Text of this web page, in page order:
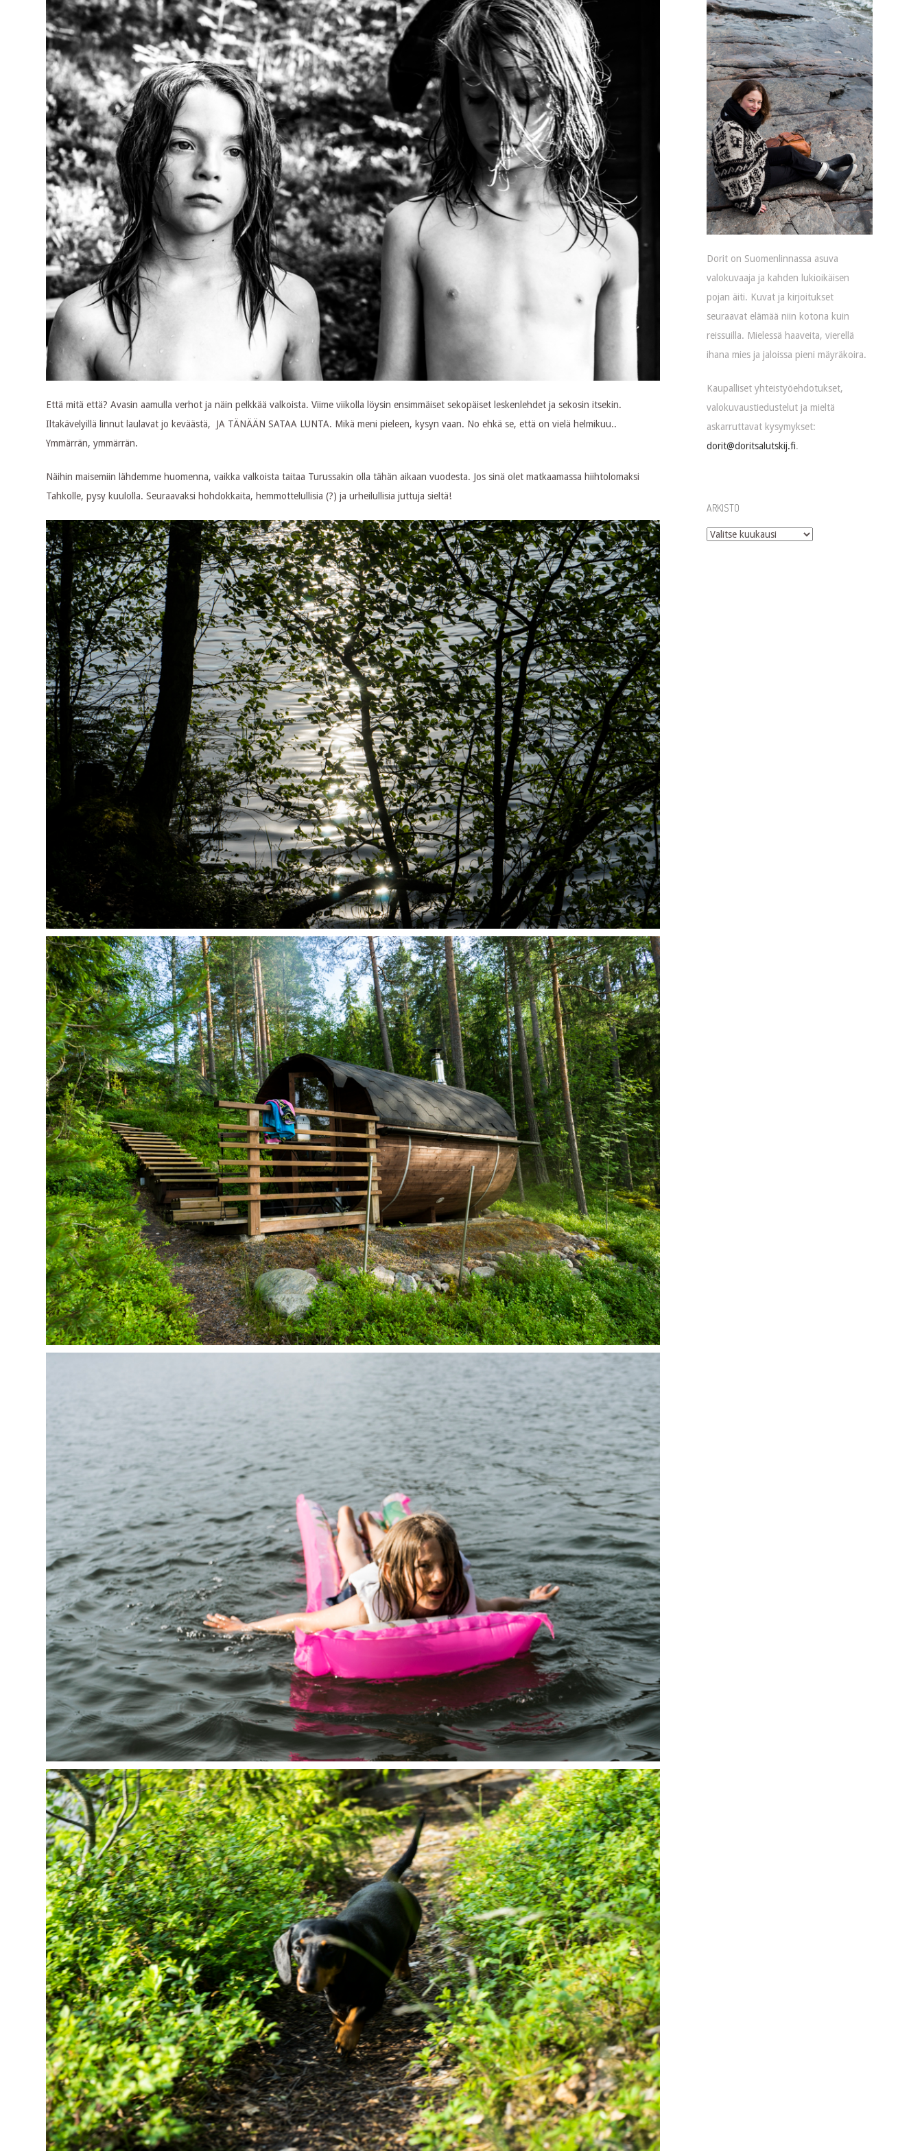
Että mitä että? Avasin aamulla verhot ja näin pelkkää valkoista. Viime viikolla löysin ensimmäiset sekopäiset leskenlehdet ja sekosin itsekin.
Iltakävelyillä linnut laulavat jo keväästä, JA TÄNÄÄN SATAA LUNTA. Mikä meni pieleen, kysyn vaan. No ehkä se, että on vielä helmikuu..
Ymmärrän, ymmärrän.
Näihin maisemiin lähdemme huomenna, vaikka valkoista taitaa Turussakin olla tähän aikaan vuodesta. Jos sinä olet matkaamassa hiihtolomaksi
Tahkolle, pysy kuulolla. Seuraavaksi hohdokkaita, hemmottelullisia (?) ja urheilullisia juttuja sieltä!
Dorit on Suomenlinnassa asuva
valokuvaaja ja kahden lukioikäisen
pojan äiti. Kuvat ja kirjoitukset
seuraavat elämää niin kotona kuin
reissuilla. Mielessä haaveita, vierellä
ihana mies ja jaloissa pieni mäyräkoira.
Kaupalliset yhteistyöehdotukset,
valokuvaustiedustelut ja mieltä
askarruttavat kysymykset:
dorit@doritsalutskij.fi.
ARKISTO
Arkisto